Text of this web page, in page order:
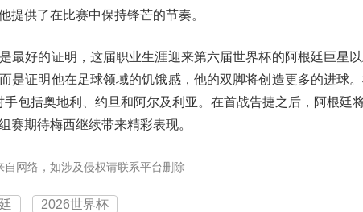
提供了在比赛中保持锋芒的节奏。
最好的证明，这届职业生涯迎来第六届世界杯的阿根廷巨星
是证明他在足球领域的饥饿感，他的双脚将创造更多的进球
包括奥地利、约旦和阿尔及利亚。在首战告捷之后，阿根廷
赛期待梅西继续带来精彩表现。
网络，如涉及侵权请联系平台删除
2026世界杯